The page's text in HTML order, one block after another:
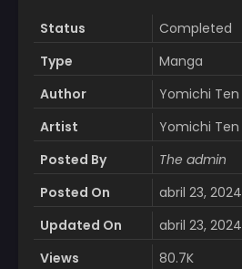
Status
Completed
Type
Manga
Author
Yomichi Ten
Artist
Yomichi Ten
Posted By
The admin
Posted On
abril 23, 2024
Updated On
abril 23, 2024
Views
80.7K